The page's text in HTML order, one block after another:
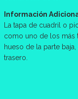
Información
La tapa de cuadril o
como uno de los más
hueso de la parte
trasero.